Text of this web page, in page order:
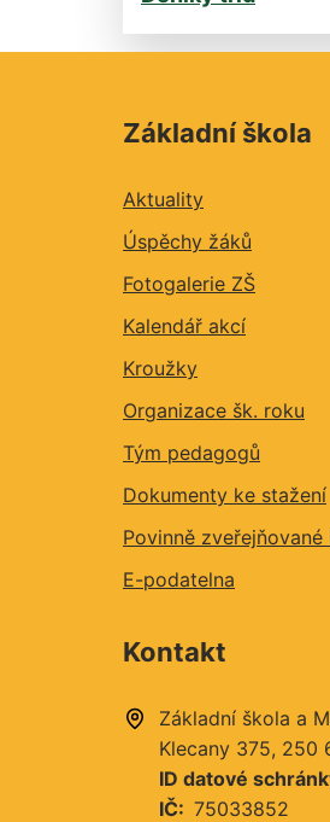
Základní škola
Aktuality
Úspěchy žáků
Fotogalerie ZŠ
Kalendář akcí
Kroužky
Organizace šk. roku
Tým pedagogů
Dokumenty ke stažení
Povinně
E-podatelna
Kontakt
Základní škola a
Klecany 375 250
ID datové
IČ
75033852